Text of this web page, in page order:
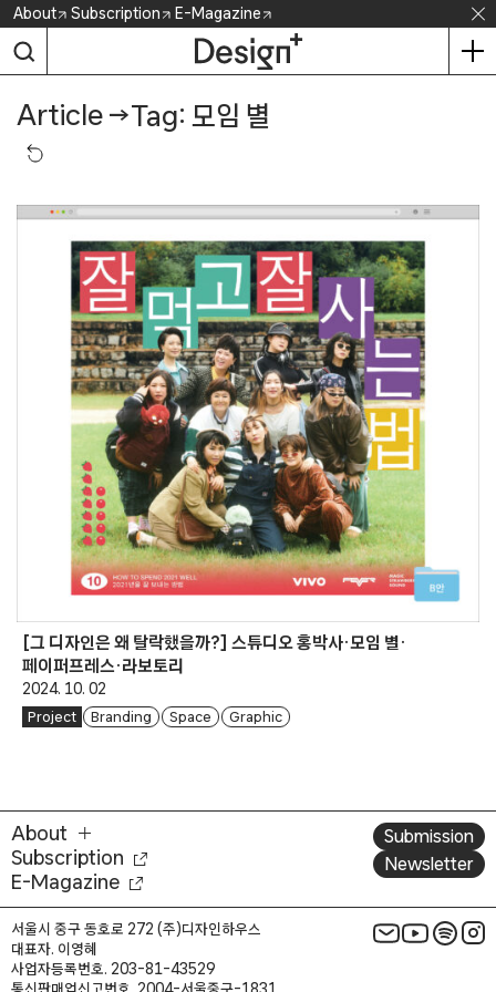
Skip
content
About Subscription E-Magazine
Article →Tag: 모임 별
[그 디자인은 왜 탈락했을까?] 스튜디오 홍박사·모임 별·
페이퍼프레스·라보토리
2024. 10. 02
Project Branding Space Graphic
About
Subscription
E-Magazine
Submission
Newsletter
서울시 중구 동호로 272 (주)디자인하우스
대표자. 이영혜
사업자등록번호. 203-81-43529
통신판매업신고번호. 2004-서울중구-1831